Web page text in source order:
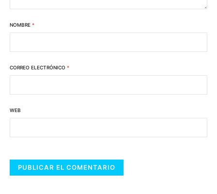
NOMBRE *
CORREO ELECTRÓNICO *
WEB